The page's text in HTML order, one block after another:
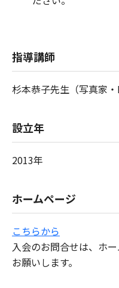
指導講師
杉本恭子先生（写真家・
設立年
2013年
ホームページ
こちらから
入会のお問合せは、ホ
お願いします。